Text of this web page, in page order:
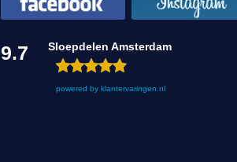
9.7 Sloepdelen Amsterdam
powered by klantervaringen.nl